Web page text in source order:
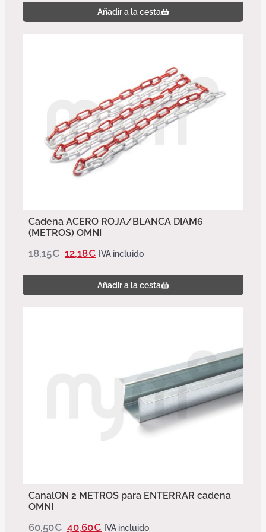
Añadir a la cesta
Cadena ACERO ROJA/BLANCA DIAM6
(METROS) OMNI
18,15€ 12,18€ IVA incluido
Añadir a la cesta
CanalON 2 METROS para ENTERRAR cadena
OMNI
60,50€ 40,60€ IVA incluido